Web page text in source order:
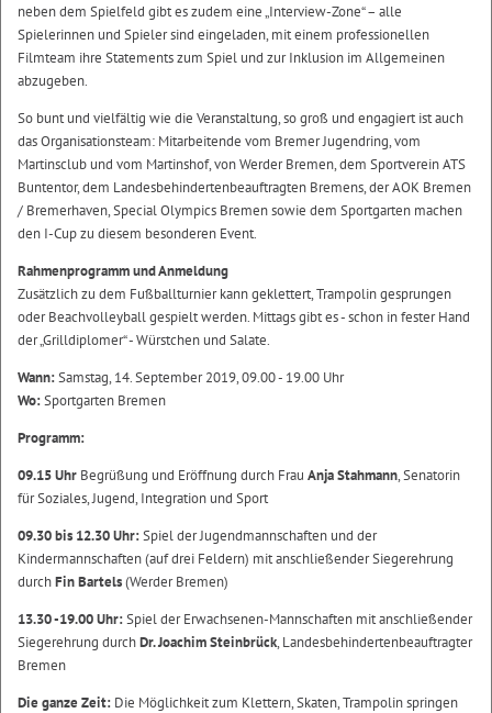
neben dem Spielfeld gibt es zudem eine „Interview-Zone“ – alle
Spielerinnen und Spieler sind eingeladen, mit einem professionellen
Filmteam ihre Statements zum Spiel und zur Inklusion im Allgemeinen
abzugeben.
So bunt und vielfältig wie die Veranstaltung, so groß und engagiert ist auch
das Organisationsteam: Mitarbeitende vom Bremer Jugendring, vom
Martinsclub und vom Martinshof, von Werder Bremen, dem Sportverein ATS
Buntentor, dem Landesbehindertenbeauftragten Bremens, der AOK Bremen
/ Bremerhaven, Special Olympics Bremen sowie dem Sportgarten machen
den I-Cup zu diesem besonderen Event.
Rahmenprogramm und Anmeldung
Zusätzlich zu dem Fußballturnier kann geklettert, Trampolin gesprungen
oder Beachvolleyball gespielt werden. Mittags gibt es - schon in fester Hand
der „Grilldiplomer“ - Würstchen und Salate.
Wann:Samstag, 14. September 2019, 09.00 - 19.00 Uhr
Wo:Sportgarten Bremen
Programm:
09.15 Uhr Begrüßung und Eröffnung durch Frau Anja Stahmann, Senatorin
für Soziales, Jugend, Integration und Sport
09.30 bis 12.30 Uhr:Spiel der Jugendmannschaften und der
Kindermannschaften (auf drei Feldern) mit anschließender Siegerehrung
durchFin Bartels(Werder Bremen)
13.30 -19.00 Uhr:Spiel der Erwachsenen-Mannschaften mit anschließender
Siegerehrung durchDr. Joachim Steinbrück, Landesbehindertenbeauftragter
Bremen
Die ganze Zeit: Die Möglichkeit zum Klettern, Skaten, Trampolin springen